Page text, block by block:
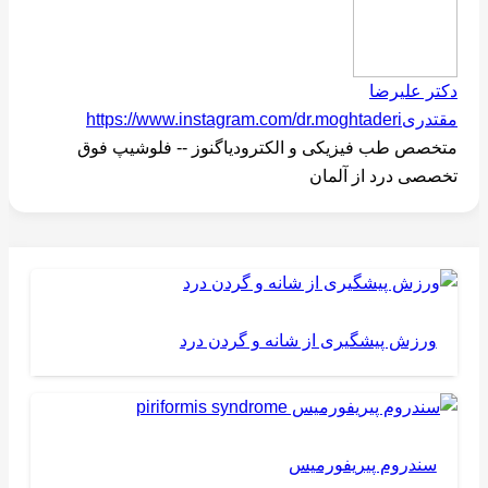
دکتر علیرضا
مقتدریhttps://www.instagram.com/dr.moghtaderi
متخصص طب فیزیکی و الکترودیاگنوز -- فلوشیپ فوق
تخصصی درد از آلمان
ورزش پیشگیری از شانه و گردن درد
سندروم پیریفورمیس